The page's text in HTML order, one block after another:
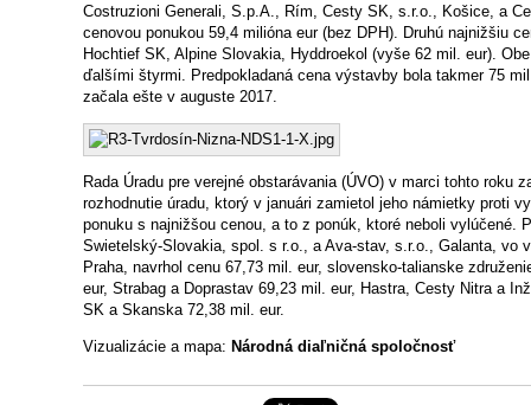
Costruzioni Generali, S.p.A., Rím, Cesty SK, s.r.o., Košice, a
cenovou ponukou 59,4 milióna eur (bez DPH). Druhú najnižšiu
Hochtief SK, Alpine Slovakia, Hyddroekol (vyše 62 mil. eur).
ďalšími štyrmi. Predpokladaná cena výstavby bola takmer 75
začala ešte v auguste 2017.
Rada Úradu pre verejné obstarávania (ÚVO) v marci tohto roku
rozhodnutie úradu, ktorý v januári zamietol jeho námietky proti
ponuku s najnižšou cenou, a to z ponúk, ktoré neboli vylúčené.
Swietelský-Slovakia, spol. s r.o., a Ava-stav, s.r.o., Galanta, vo
Praha, navrhol cenu 67,73 mil. eur, slovensko-talianske
eur, Strabag a Doprastav 69,23 mil. eur, Hastra, Cesty Nitra a
SK a Skanska 72,38 mil. eur.
Vizualizácie a mapa: Národná diaľničná spoločnosť